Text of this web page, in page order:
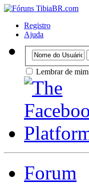
Registro
Ajuda
Lembrar de
Forum